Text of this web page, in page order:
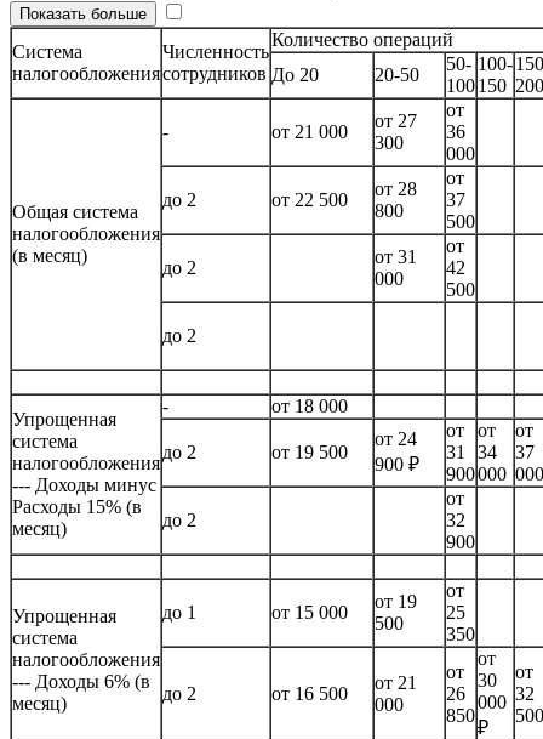
Показать больше
Система
налогообложения
Численность
сотрудников
Количество операций
До 20
20-50
50-
100
100-
150 200
Общая система
налогообложения
(в месяц)
- от 21 000
от 27
300
от
36
000
до 2 от 22 500
от 28
800
от
37
500
до 2
от 31
000
от
42
500
до 2
Упрощенная
система
налогообложения
--- Доходы минус
Расходы 15% (в
месяц)
- от 18 000
до 2 от 19 500
от 24
900 ₽
от
31
900
от
34
000
от
37
000
до 2
от
32
900
Упрощенная
система
налогообложения
--- Доходы 6% (в
месяц)
до 1 от 15 000
от 19
500
от
25
350
до 2 от 16 500
от 21
000
от
26
850
от
30
000
₽
от
32
500